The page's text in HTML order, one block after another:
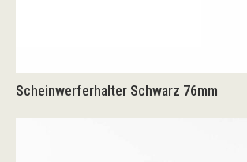
Scheinwerferhalter Schwarz 76mm